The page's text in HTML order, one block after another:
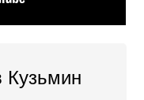
Кузьмин